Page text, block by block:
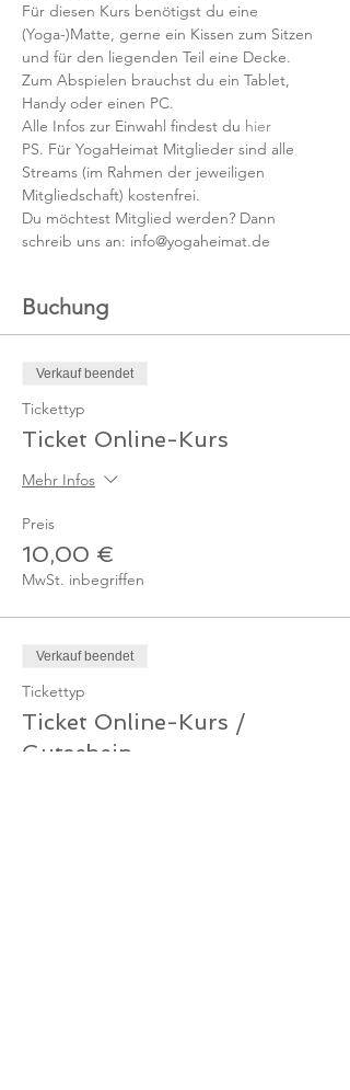
Für diesen Kurs benötigst du eine
(Yoga-)Matte, gerne ein Kissen zum Sitzen
und für den liegenden Teil eine Decke.
Zum Abspielen brauchst du ein Tablet,
Handy oder einen PC.
Alle Infos zur Einwahl findest du hier
PS. Für YogaHeimat Mitglieder sind alle
Streams (im Rahmen der jeweiligen
Mitgliedschaft) kostenfrei.
Du möchtest Mitglied werden? Dann
schreib uns an: info@yogaheimat.de
Buchung
Verkauf beendet
Tickettyp
Ticket Online-Kurs
Mehr Infos
Preis
10,00 €
MwSt. inbegriffen
Verkauf beendet
Tickettyp
Ticket Online-Kurs /
Gutschein